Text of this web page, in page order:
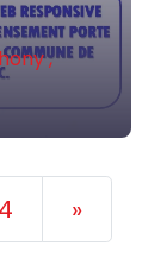
,
4 »Next